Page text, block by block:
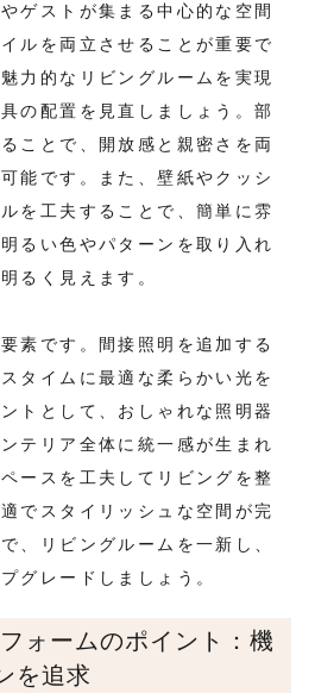
ゲストが集まる中心的な空間
ルを両立させることが重要で
力的なリビングルームを実現
の配置を見直しましょう。部
ことで、開放感と親密さを両
能です。また、壁紙やクッシ
を工夫することで、簡単に雰
るい色やパターンを取り入れ
るく見えます。
素です。間接照明を追加する
タイムに最適な柔らかい光を
トとして、おしゃれな照明器
テリア全体に統一感が生まれ
ースを工夫してリビングを整
でスタイリッシュな空間が完
、リビングルームを一新し、
グレードしましょう。
ォームのポイント：機
を追求